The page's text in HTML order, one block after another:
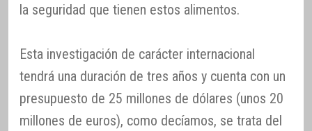
la seguridad que tienen estos alimentos.
Esta investigación de carácter internacional
tendrá una duración de tres años y cuenta con un
presupuesto de 25 millones de dólares (unos 20
millones de euros), como decíamos, se trata del